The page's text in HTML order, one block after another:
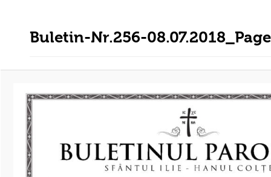
Buletin-Nr.256-